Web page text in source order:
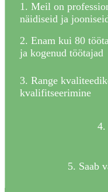
1. Meil ​​on
näidiseid ja
2. Enam kui 80
ja kogenud töötajad
3. Range
kvalifitseerimine
4.
5. Saab